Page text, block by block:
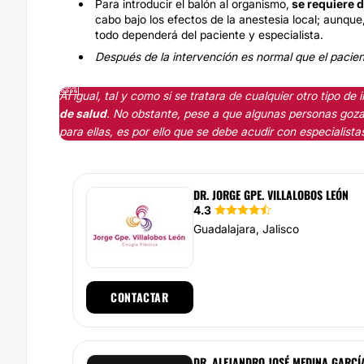
Para introducir el balón al organismo, se requiere
cabo bajo los efectos de la anestesia local;
todo dependerá del paciente y especialista.
Después de la intervención es normal que el
Al igual, tal y como si se tratara de cualquier otro tipo de
de salud. No obstante, pese a que algunas personas
para ellas, es por ello que se debe acudir con
DR. JORGE GPE. VILLALOBOS LEÓN
4.3
Guadalajara, Jalisco
CONTACTAR